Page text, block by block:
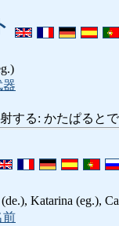
器
する: かたぱると
Katarina (eg.),
前